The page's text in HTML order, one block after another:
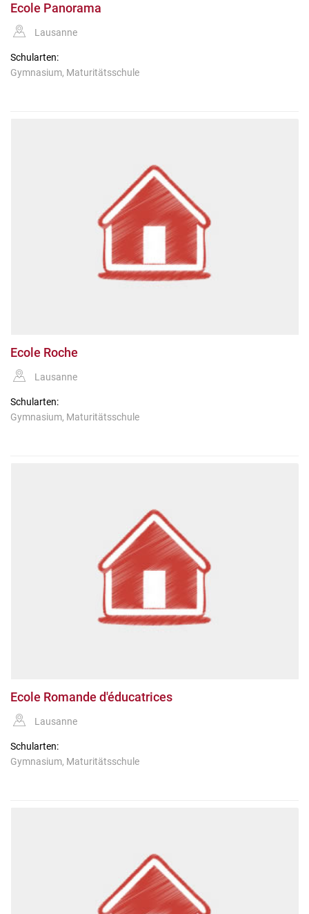
Ecole Panorama
Lausanne
Schularten:
Gymnasium, Maturitätsschule
Ecole Roche
Lausanne
Schularten:
Gymnasium, Maturitätsschule
Ecole Romande d'éducatrices
Lausanne
Schularten:
Gymnasium, Maturitätsschule